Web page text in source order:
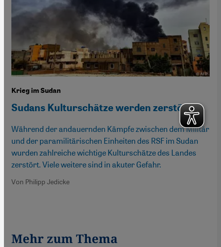
Krieg im Sudan
Sudans Kulturschätze werden zerstört
Während der andauernden Kämpfe zwischen dem Militär
und der paramilitärischen Einheiten des RSF im Sudan
wurden zahlreiche wichtige Kulturschätze des Landes
zerstört. Viele weitere sind in akuter Gefahr.
Von Philipp Jedicke
Mehr zum Thema